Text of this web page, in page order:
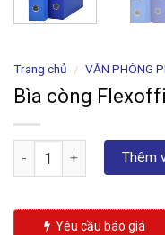
Trang chủ / VĂN PHÒNG
Bìa còng
Số lượng Thêm
Yêu cầu báo giá